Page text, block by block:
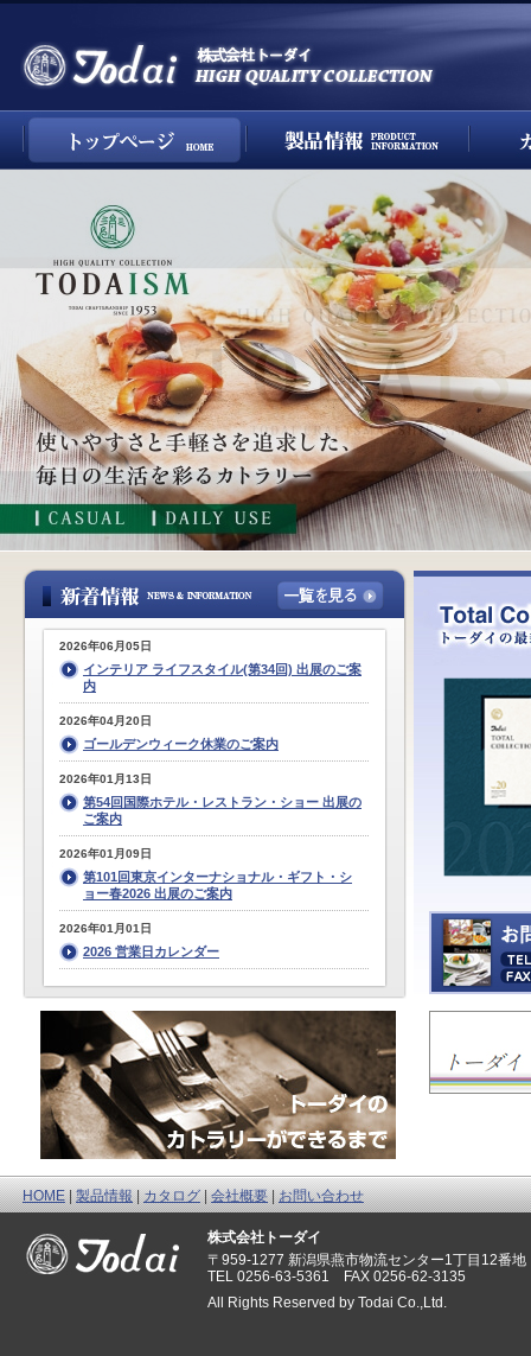
2026年06月05日
インテリア ライフスタイル(第34回) 出展のご案
内
2026年04月20日
ゴールデンウィーク休業のご案内
2026年01月13日
第54回国際ホテル・レストラン・ショー 出展の
ご案内
2026年01月09日
第101回東京インターナショナル・ギフト・シ
ョー春2026 出展のご案内
2026年01月01日
2026 営業日カレンダー
HOME|製品情報|カタログ|会社概要|お問い合わせ
株式会社トーダイ
〒959-1277 新潟県燕市物流センター1丁目12番地
TEL 0256-63-5361 FAX 0256-62-3135
All Rights Reserved by Todai Co.,Ltd.